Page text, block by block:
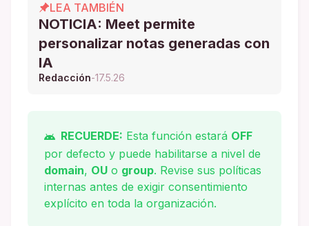
LEA TAMBIÉN
NOTICIA: Meet permite
personalizar notas generadas con
IA
Redacción-17.5.26
RECUERDE: Esta función estará OFF
por defecto y puede habilitarse a nivel de
domain, OU o group. Revise sus políticas
internas antes de exigir consentimiento
explícito en toda la organización.